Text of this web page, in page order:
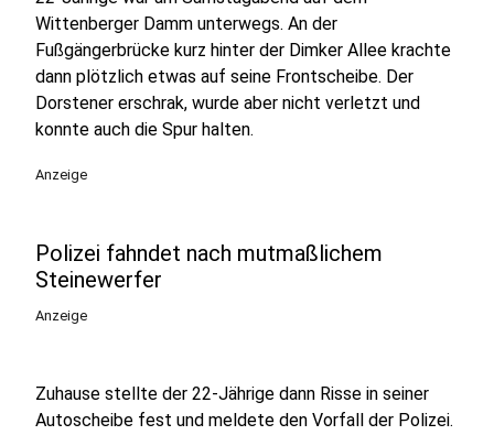
Wittenberger Damm unterwegs. An der
Fußgängerbrücke kurz hinter der Dimker Allee krachte
dann plötzlich etwas auf seine Frontscheibe. Der
Dorstener erschrak, wurde aber nicht verletzt und
konnte auch die Spur halten.
Anzeige
Polizei fahndet nach mutmaßlichem
Steinewerfer
Anzeige
Zuhause stellte der 22-Jährige dann Risse in seiner
Autoscheibe fest und meldete den Vorfall der Polizei.